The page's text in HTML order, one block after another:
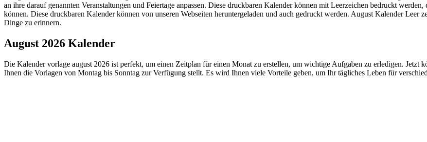
an ihre darauf genannten Veranstaltungen und Feiertage anpassen. Diese druckbaren Kalender können mit Leerzeichen bedruckt
können. Diese druckbaren Kalender können von unseren Webseiten heruntergeladen und auch gedruckt werden. August Kalender Leer
Dinge zu erinnern.
August 2026 Kalender
Die Kalender vorlage august 2026 ist perfekt, um einen Zeitplan für einen Monat zu erstellen, um wichtige Aufgaben zu erledigen. Jetzt
Ihnen die Vorlagen von Montag bis Sonntag zur Verfügung stellt. Es wird Ihnen viele Vorteile geben, um Ihr tägliches Leben für